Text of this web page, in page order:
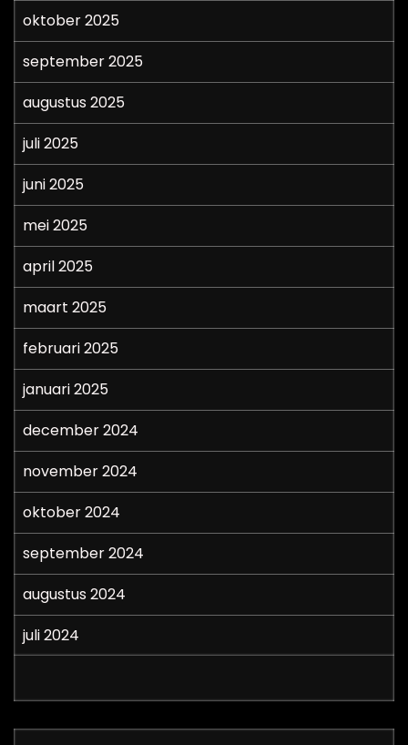
oktober 2025
september 2025
augustus 2025
juli 2025
juni 2025
mei 2025
april 2025
maart 2025
februari 2025
januari 2025
december 2024
november 2024
oktober 2024
september 2024
augustus 2024
juli 2024